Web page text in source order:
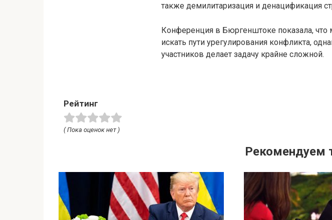
также демилитаризация и денацификация
Конференция в Бюргенштоке показала,
искать пути урегулирования конфликта,
участников делает задачу крайне сложной.
Рейтинг
( Пока оценок нет )
Рекомендуем